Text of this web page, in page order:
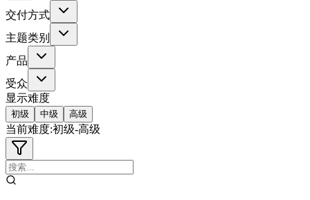
交付方式
主题类别
产品
受众
显示难度
初级 中级 高级
当前难度:初级-高级